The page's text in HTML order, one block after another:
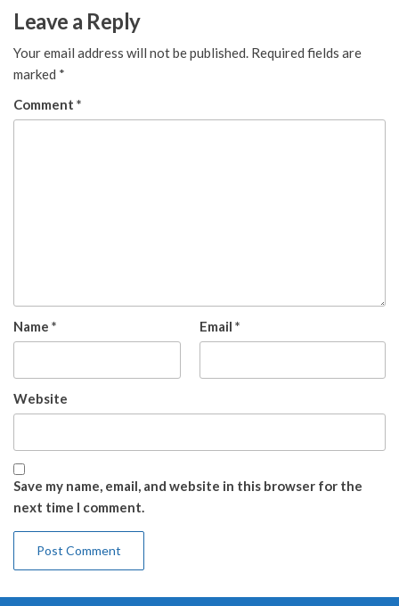
Leave a Reply
Your email address will not be published. Required fields are
marked *
Comment *
Name * Email *
Website
Save my name, email, and website in this browser for the
next time I comment.